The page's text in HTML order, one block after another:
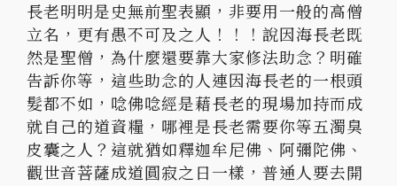
長老明明是史無前聖表顯，非要用一般的高僧
立名，更有愚不可及之人！！！說因海長老既
然是聖僧，為什麼還要靠大家修法助念？明確
告訴你等，這些助念的人連因海長老的一根頭
髮都不如，唸佛唸經是藉長老的現場加持而成
就自己的道資糧，哪裡是長老需要你等五濁臭
皮囊之人？這就猶如釋迦牟尼佛、阿彌陀佛、
觀世音菩薩成道圓寂之日一樣，普通人要去開